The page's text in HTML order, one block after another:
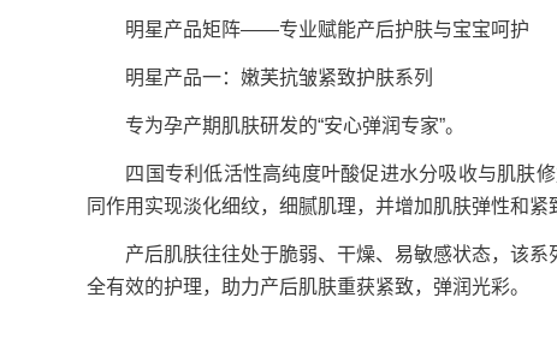
明星产品矩阵——专业赋能产后护肤与宝宝呵护
明星产品一：嫩芙抗皱紧致护肤系列
专为孕产期肌肤研发的“安心弹润专家”。
四国专利低活性高纯度叶酸促进水分吸收与肌肤修
同作用实现淡化细纹，细腻肌理，并增加肌肤弹性和紧
产后肌肤往往处于脆弱、干燥、易敏感状态，该系
全有效的护理，助力产后肌肤重获紧致，弹润光彩。